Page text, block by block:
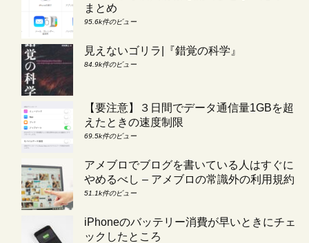
まとめ
95.6k件のビュー
見えないゴリラ|『錯覚の科学』
84.9k件のビュー
【要注意】３日間でデータ通信量1GBを超
えたときの速度制限
69.5k件のビュー
アメブロでブログを書いている人はすぐに
やめるべし – アメブロの常識外の利用規約
51.1k件のビュー
iPhoneのバッテリー消費が早いときにチェ
ックしたところ